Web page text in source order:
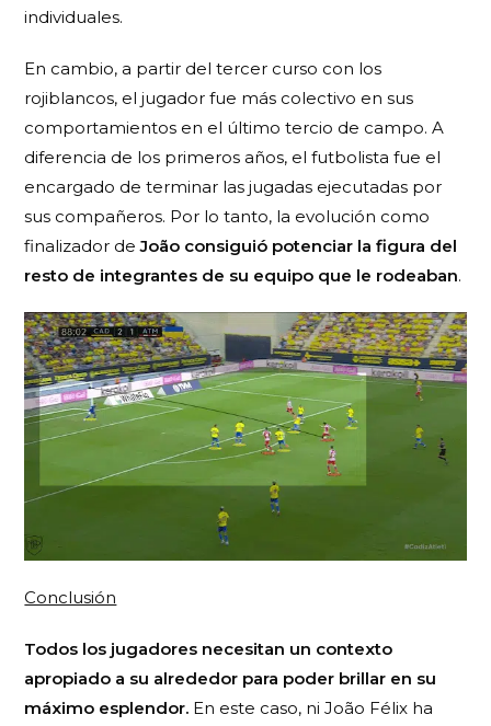
individuales.
En cambio, a partir del tercer curso con los
rojiblancos, el jugador fue más colectivo en sus
comportamientos en el último tercio de campo. A
diferencia de los primeros años, el futbolistafue el
encargado de terminar las jugadas ejecutadas por
sus compañeros. Por lo tanto, la evolución como
finalizador deJoão consiguió potenciar la figura del
resto de integrantes de su equipo que le rodeaban.
Conclusión
Todos los jugadores necesitan un contexto
apropiado a su alrededor para poder brillar en su
máximo esplendor. En este caso, ni João Félix ha